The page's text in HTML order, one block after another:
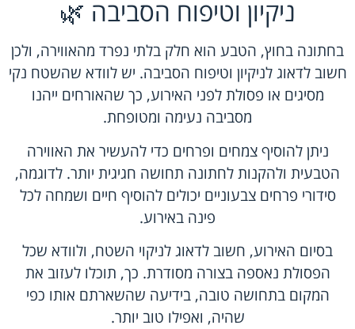
ניקיון וטיפוח הסביבה 🌿
בחתונה בחוץ, הטבע הוא חלק בלתי נפרד מהאווירה, ולכן
חשוב לדאוג לניקיון וטיפוח הסביבה. יש לוודא שהשטח נקי
מסיגים או פסולת לפני האירוע, כך שהאורחים ייהנו
מסביבה נעימה ומטופחת.
ניתן להוסיף צמחים ופרחים כדי להעשיר את האווירה
הטבעית ולהקנות לחתונה תחושה חגיגית יותר. לדוגמה,
סידורי פרחים צבעוניים יכולים להוסיף חיים ושמחה לכל
פינה באירוע.
בסיום האירוע, חשוב לדאוג לניקוי השטח, ולוודא שכל
הפסולת נאספה בצורה מסודרת. כך, תוכלו לעזוב את
המקום בתחושה טובה, בידיעה שהשארתם אותו כפי
שהיה, ואפילו טוב יותר.